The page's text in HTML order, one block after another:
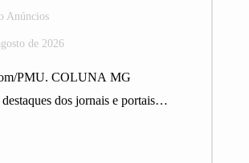
Anúncios
de 2026
PMU. COLUNA MG
dos jornais e portais